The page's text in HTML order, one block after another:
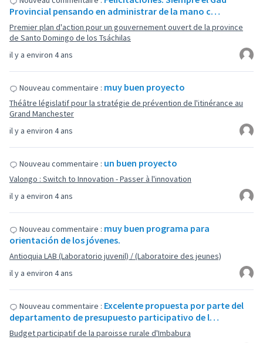
il y a environ 4 ans
Provincial pensando en administrar de la mano c…
Premier plan d'action pour un gouvernement ouvert de la province
de Santo Domingo de los Tsáchilas
il y a environ 4 ans
Nouveau commentaire : muy buen proyecto
Théâtre législatif pour la stratégie de prévention de l'itinérance au
Grand Manchester
il y a environ 4 ans
Nouveau commentaire : un buen proyecto
Valongo : Switch to Innovation - Passer à l'innovation
il y a environ 4 ans
Nouveau commentaire : muy buen programa para
orientación de los jóvenes.
Antioquia LAB (Laboratorio juvenil) / (Laboratoire des jeunes)
Nouveau commentaire : Excelente propuesta por parte del
departamento de presupuesto participativo de l…
Budget participatif de la paroisse rurale d'Imbabura